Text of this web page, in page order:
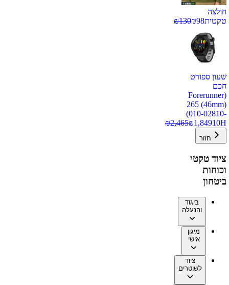
חולצה
טקטית
₪98
₪130
שעון ספורט
חכם
(Forerunner
265 (46mm)
(010-02810-
10H
₪1,849
₪2,465
חזור
ציוד טקטי
וכוחות
ביטחון
ביגוד
והנעלה
מיגון
אישי
ציוד
לשוטרים